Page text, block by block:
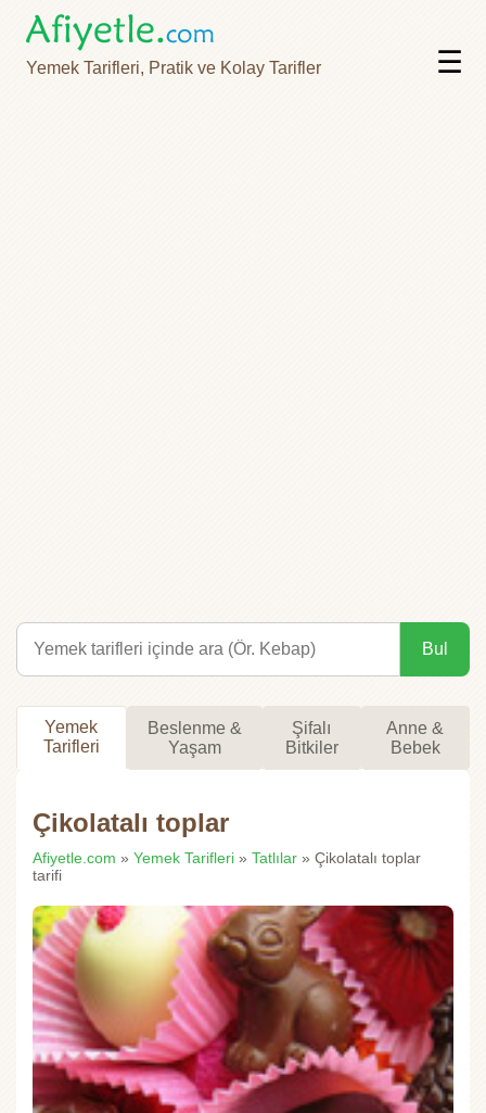
Yemek Tarifleri, Pratik ve Kolay Tarifler ☰
Bul
Yemek
Tarifleri
Beslenme &
Yaşam
Şifalı
Bitkiler
Anne &
Bebek
Çikolatalı toplar
Afiyetle.com » Yemek Tarifleri » Tatlılar » Çikolatalı toplar
tarifi